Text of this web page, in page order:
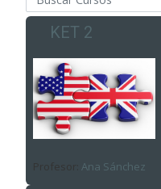
Colegio
Contactar
KET 2
Profesor:Ana Sánchez